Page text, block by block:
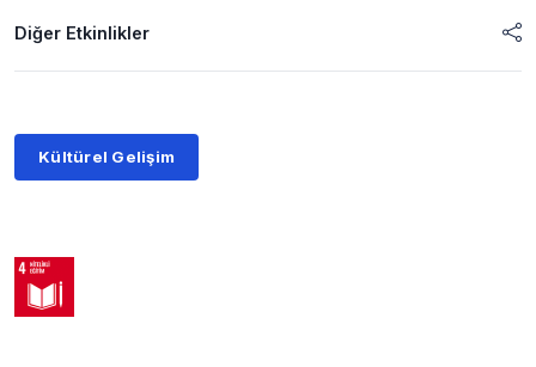
Diğer Etkinlikler
Kültürel Gelişim